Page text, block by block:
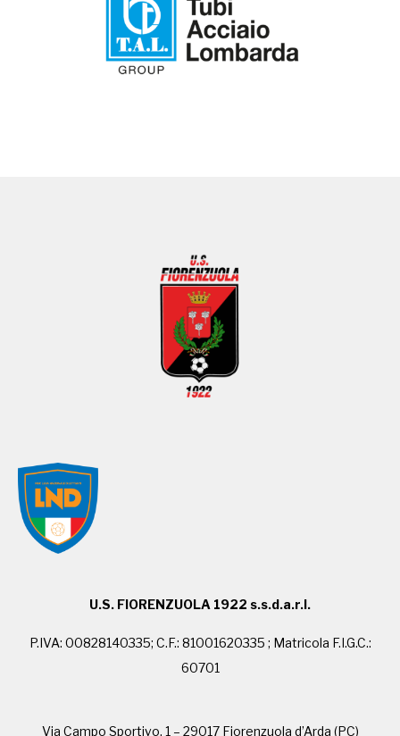
U.S. FIORENZUOLA 1922 s.s.d.a.r.l.
P.IVA: 00828140335; C.F.: 81001620335 ; Matricola F.I.G.C.:
60701
Via Campo Sportivo, 1 – 29017 Fiorenzuola d’Arda (PC)